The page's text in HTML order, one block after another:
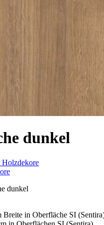
dunkel
Holzdekore
dunkel
in Oberfläche SI